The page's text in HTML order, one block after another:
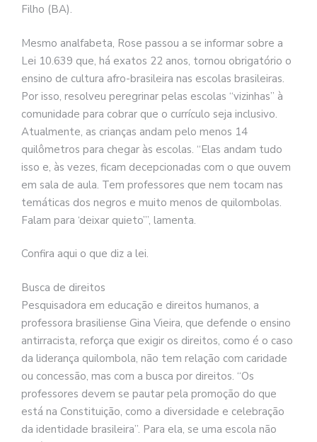
Filho (BA).
Mesmo analfabeta, Rose passou a se informar sobre a
Lei 10.639 que, há exatos 22 anos, tornou obrigatório o
ensino de cultura afro-brasileira nas escolas brasileiras.
Por isso, resolveu peregrinar pelas escolas “vizinhas” à
comunidade para cobrar que o currículo seja inclusivo.
Atualmente, as crianças andam pelo menos 14
quilômetros para chegar às escolas. “Elas andam tudo
isso e, às vezes, ficam decepcionadas com o que ouvem
em sala de aula. Tem professores que nem tocam nas
temáticas dos negros e muito menos de quilombolas.
Falam para ‘deixar quieto’”, lamenta.
Confira aqui o que diz a lei.
Busca de direitos
Pesquisadora em educação e direitos humanos, a
professora brasiliense Gina Vieira, que defende o ensino
antirracista, reforça que exigir os direitos, como é o caso
da liderança quilombola, não tem relação com caridade
ou concessão, mas com a busca por direitos. “Os
professores devem se pautar pela promoção do que
está na Constituição, como a diversidade e celebração
da identidade brasileira”. Para ela, se uma escola não